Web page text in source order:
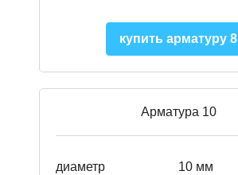
купить арматуру 8
Арматура 10
диаметр 10 мм